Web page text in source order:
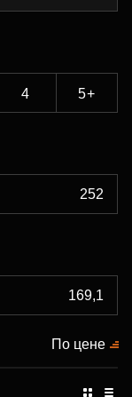
4 5+
По цене